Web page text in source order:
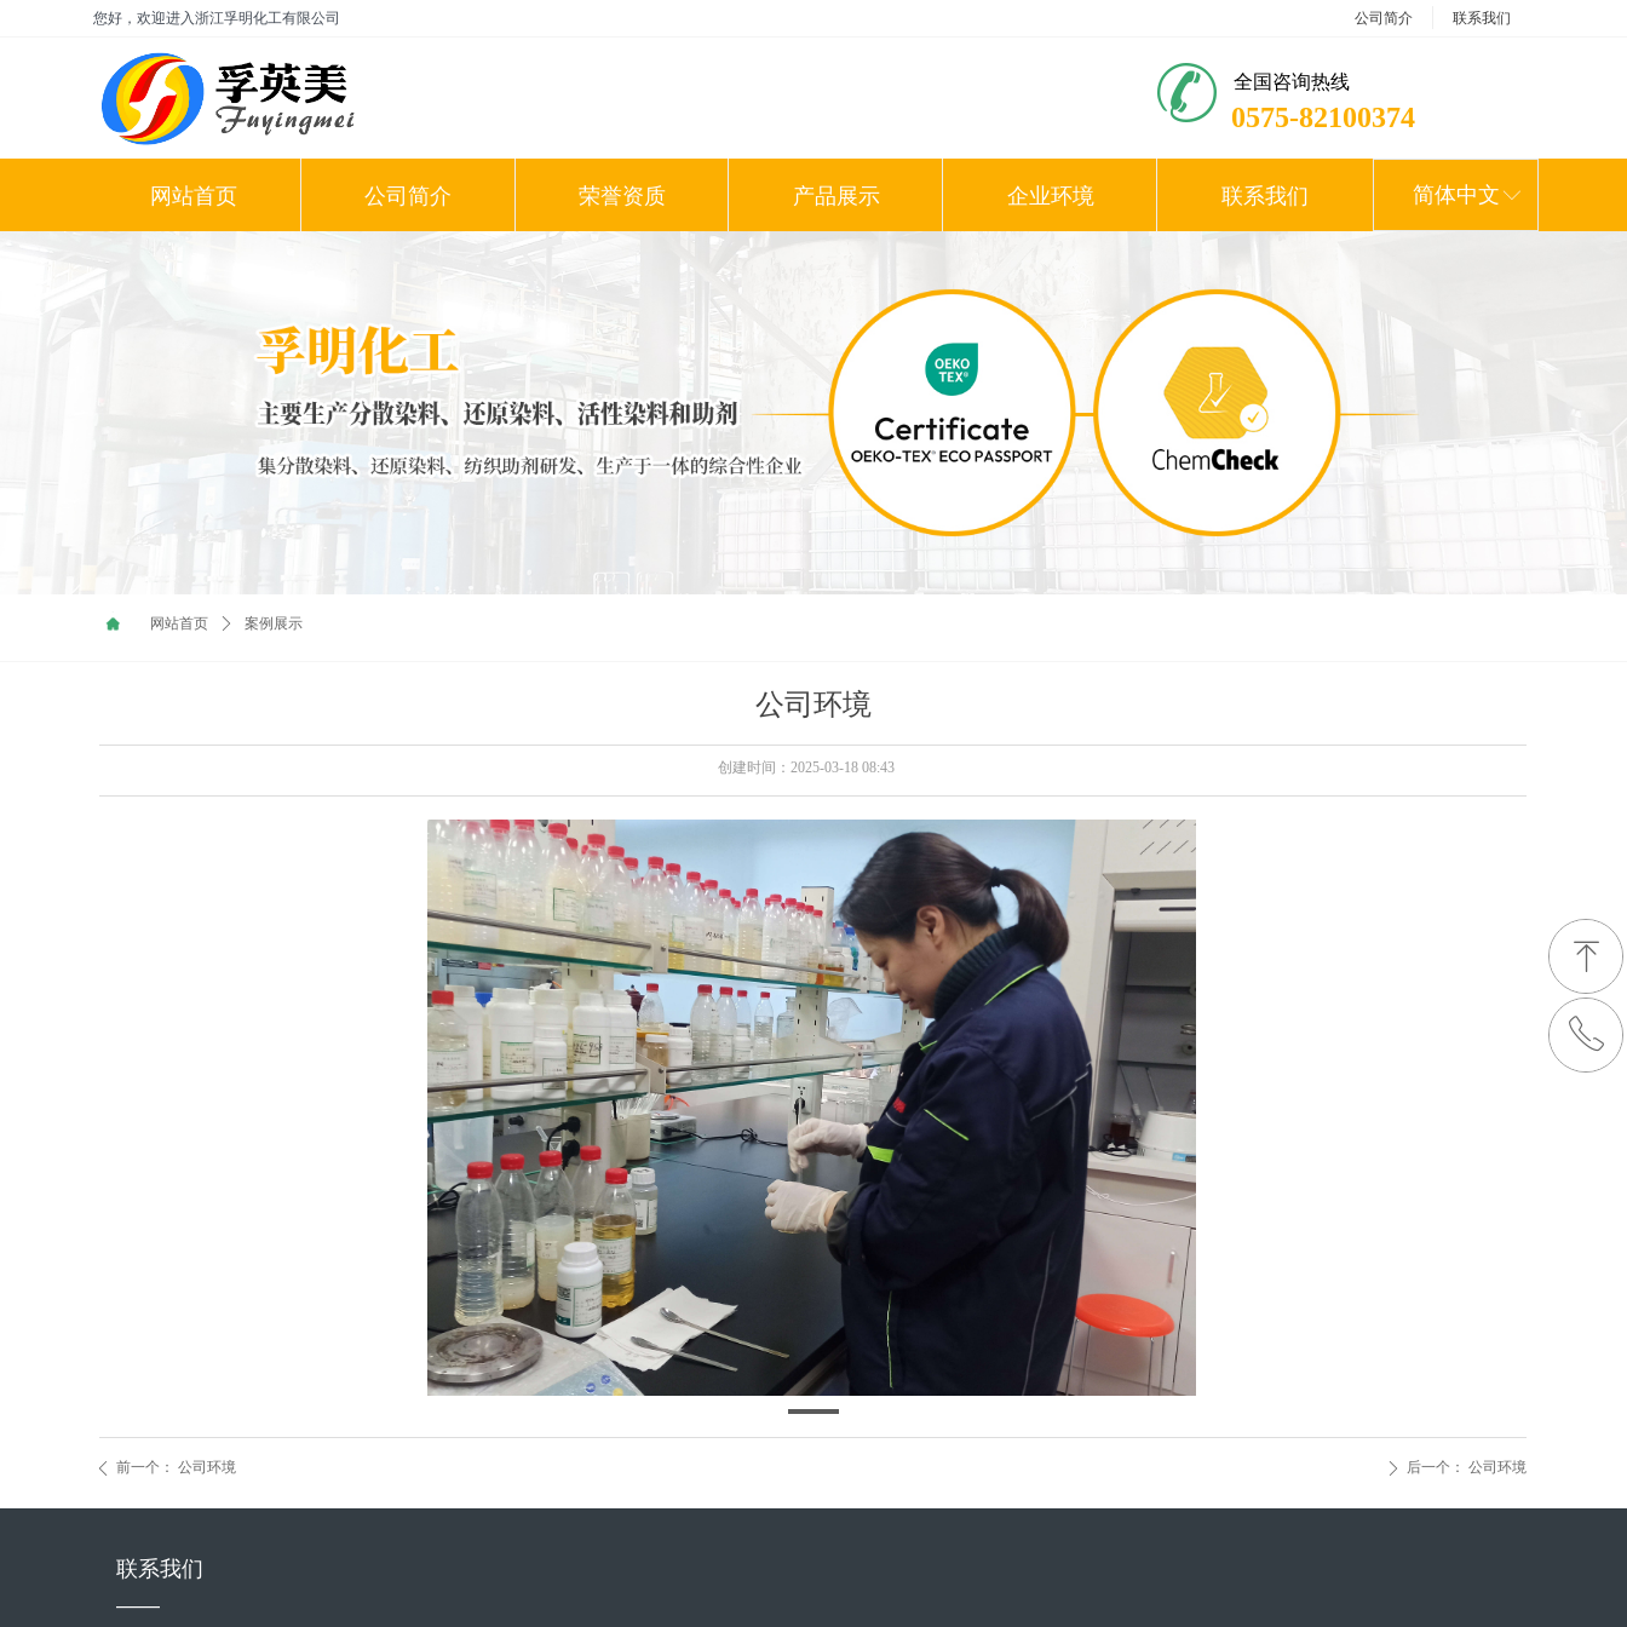
您好，欢迎进入浙江孚明化工有限公司 公司简介 联系我们
全国咨询热线
0575-82100374
网站首页 公司简介 荣誉资质 产品展示 企业环境 联系我们 ꀅ
简体中文
网站首页 ꄲ 案例展示
公司环境
创建时间： 2025-03-18 08:43
ꄴ 前一个： 公司环境 ꄲ 后一个： 公司环境
联系我们
——
ꁸ
回到顶部
ꂅ